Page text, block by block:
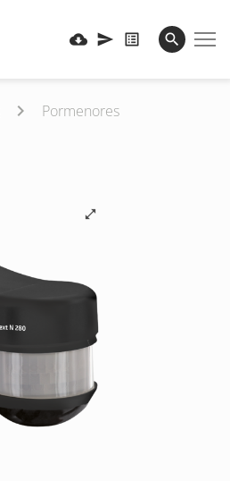
Pormenores